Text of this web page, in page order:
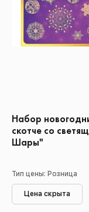
Набор
скотче со
Шары"
Тип цены: Розница
Цена скрыта